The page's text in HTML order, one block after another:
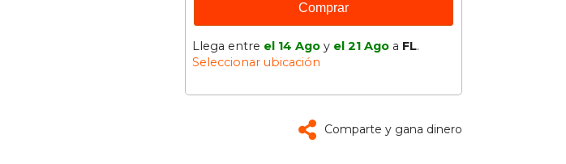
Comprar
Llega entre el 14 Ago y el 21 Ago a FL.
Seleccionar ubicación
Comparte y gana dinero